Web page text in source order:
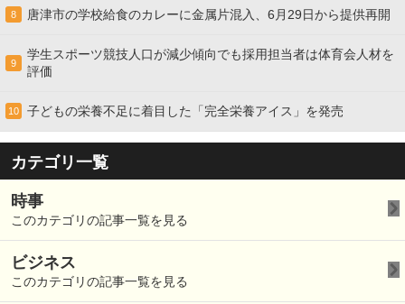
8 唐津市の学校給食のカレーに金属片混入、6月29日から提供再開
9
学生スポーツ競技人口が減少傾向でも採用担当者は体育会人材を
評価
10 子どもの栄養不足に着目した「完全栄養アイス」を発売
カテゴリ一覧
時事
このカテゴリの記事一覧を見る
ビジネス
このカテゴリの記事一覧を見る